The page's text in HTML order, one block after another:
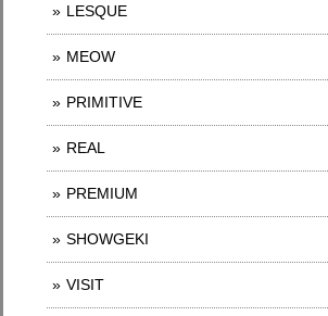
LESQUE
MEOW
PRIMITIVE
REAL
PREMIUM
SHOWGEKI
VISIT